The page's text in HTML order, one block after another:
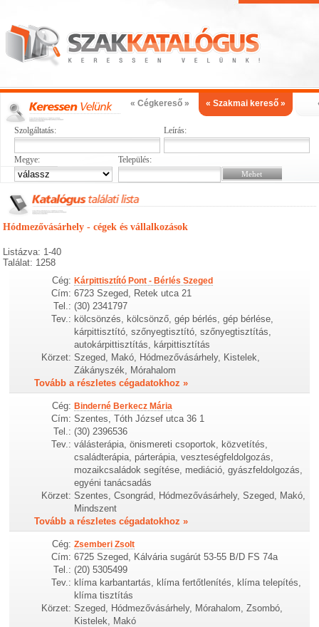
« Cégkereső » « Szakmai kereső »
Szolgáltatás: Leírás:
Megye: Település:
Hódmezővásárhely - cégek és vállalkozások
Listázva: 1-40
Találat: 1258
Cég: Kárpittisztító Pont - Bérlés Szeged
Cím: 6723 Szeged, Retek utca 21
Tel.: (30) 2341797
Tev.: kölcsönzés, kölcsönző, gép bérlés, gép bérlése,
kárpittisztító, szőnyegtisztító, szőnyegtisztítás,
autokárpittisztítás, kárpittisztítás
Körzet: Szeged, Makó, Hódmezővásárhely, Kistelek,
Zákányszék, Mórahalom
Tovább a részletes cégadatokhoz »
Cég: Binderné Berkecz Mária
Cím: Szentes, Tóth József utca 36 1
Tel.: (30) 2396536
Tev.: válásterápia, önismereti csoportok, közvetítés,
családterápia, párterápia, veszteségfeldolgozás,
mozaikcsaládok segítése, mediáció, gyászfeldolgozás,
egyéni tanácsadás
Körzet: Szentes, Csongrád, Hódmezővásárhely, Szeged, Makó,
Mindszent
Tovább a részletes cégadatokhoz »
Cég: Zsemberi Zsolt
Cím: 6725 Szeged, Kálvária sugárút 53-55 B/D FS 74a
Tel.: (20) 5305499
Tev.: klíma karbantartás, klíma fertőtlenítés, klíma telepítés,
klíma tisztítás
Körzet: Szeged, Hódmezővásárhely, Mórahalom, Zsombó,
Kistelek, Makó